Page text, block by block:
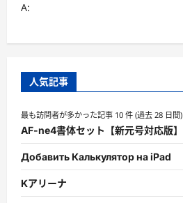
A:
人気記事
最も訪問者が多かった記事 10 件 (過去 28 日間)
AF-ne4書体セット【新元号対応版】
Добавить Калькулятор на iPad
Kアリーナ